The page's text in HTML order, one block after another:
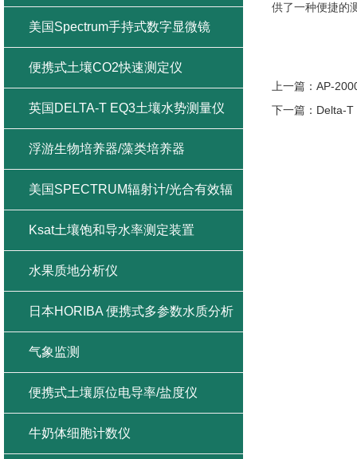
供了一种便捷的
上一篇： AP-
下一篇： Delta-T
美国Spectrum手持式数字显微镜
便携式土壤CO2快速测定仪
英国DELTA-T EQ3土壤水势测量仪
浮游生物培养器/藻类培养器
美国SPECTRUM辐射计/光合有效辐
射/紫外辐射/总辐射
Ksat土壤饱和导水率测定装置
水果质地分析仪
日本HORIBA 便携式多参数水质分析
仪
气象监测
便携式土壤原位电导率/盐度仪
牛奶体细胞计数仪